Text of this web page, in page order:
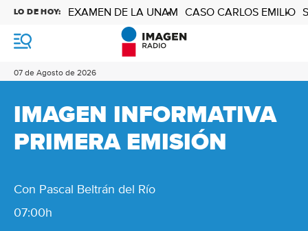
M
n
ú
07 de Agosto de 2026
LO DE HOY: EXAMEN DE LA UNAM CASO CARLOS EMILIO
IMAGEN INFORMATIVA
PRIMERA EMISIÓN
Con Pascal Beltrán del Río
07:00h